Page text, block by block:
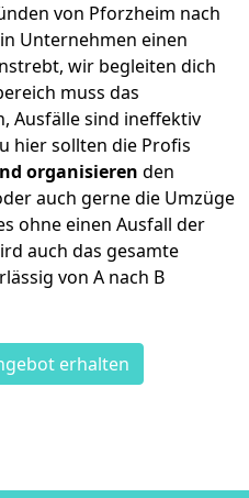
von Pforzheim nach
Unternehmen einen
wir begleiten dich
muss das
Ausfälle sind ineffektiv
hier sollten die Profis
organisieren den
auch gerne die Umzüge
ohne einen Ausfall der
auch das gesamte
von A nach B
erhalten